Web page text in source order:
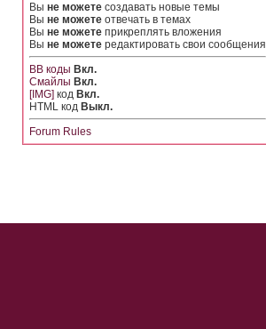
Вы не можете создавать новые темы
Вы не можете отвечать в темах
Вы не можете прикреплять вложения
Вы не можете редактировать свои сообщения
BB коды Вкл.
Смайлы Вкл.
[IMG] код Вкл.
HTML код Выкл.
Forum Rules